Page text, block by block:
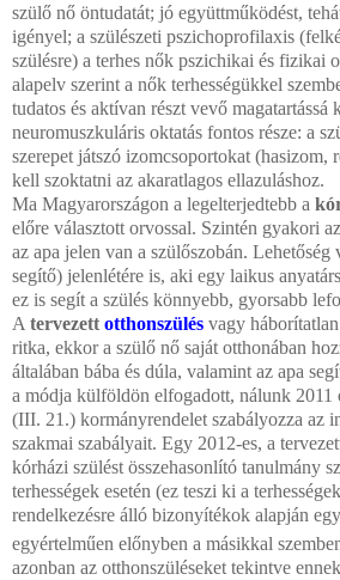
szülő nő öntudatát; jó együttműködést,
igényel; a szülészeti pszichoprofilaxis
szülésre) a terhes nők pszichikai és fizikai
alapelv szerint a nők terhességükkel
tudatos és aktívan részt vevő
neuromuszkuláris oktatás fontos része: a
szerepet játszó izomcsoportokat (hasizom,
kell szoktatni az akaratlagos ellazuláshoz.
Ma Magyarországon a legelterjedtebb a
előre választott orvossal. Szintén gyakori
az apa jelen van a szülőszobán. Lehetőség
segítő) jelenlétére is, aki egy laikus
ez is segít a szülés könnyebb, gyorsabb
A tervezett otthonszülés vagy
ritka, ekkor a szülő nő saját otthonában
általában bába és dúla, valamint az apa
a módja külföldön elfogadott, nálunk 2011
(III. 21.) kormányrendelet szabályozza az
szakmai szabályait. Egy 2012-es, a
kórházi szülést összehasonlító tanulmány
terhességek esetén (ez teszi ki a
rendelkezésre álló bizonyítékok alapján
egyértelműen előnyben a másikkal
azonban az otthonszüléseket tekintve